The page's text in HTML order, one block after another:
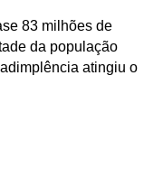
83 milhões de
da população
atingiu o